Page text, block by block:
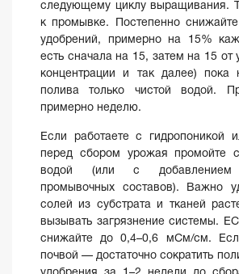
следующему циклу выращивания.
к промывке. Постепенно
удобрений, примерно на 15%
есть сначала на 15, затем на 15 от
концентрации и так далее) пока
полива только чистой водой.
примерно неделю.
Если работаете с гидропоникой
перед сбором урожая промойте
водой (или с добавлением
промывочных составов). Важно
солей из субстрата и тканей
вызывать загрязнение системы.
снижайте до 0,4–0,6 мСм/см.
почвой — достаточно сократить